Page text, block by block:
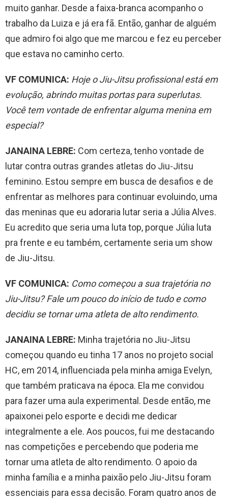
muito ganhar. Desde a faixa-branca acompanho o
trabalho da Luiza e já era fã. Então, ganhar de alguém
que admiro foi algo que me marcou e fez eu perceber
que estava no caminho certo.
VF COMUNICA: Hoje o Jiu-Jitsu profissional está em
evolução, abrindo muitas portas para superlutas.
Você tem vontade de enfrentar alguma menina em
especial?
JANAINA LEBRE: Com certeza, tenho vontade de
lutar contra outras grandes atletas do Jiu-Jitsu
feminino. Estou sempre em busca de desafios e de
enfrentar as melhores para continuar evoluindo, uma
das meninas que eu adoraria lutar seria a Júlia Alves.
Eu acredito que seria uma luta top, porque Júlia luta
pra frente e eu também, certamente seria um show
de Jiu-Jitsu.
VF COMUNICA: Como começou a sua trajetória no
Jiu-Jitsu? Fale um pouco do início de tudo e como
decidiu se tornar uma atleta de alto rendimento.
JANAINA LEBRE: Minha trajetória no Jiu-Jitsu
começou quando eu tinha 17 anos no projeto social
HC, em 2014, influenciada pela minha amiga Evelyn,
que também praticava na época. Ela me convidou
para fazer uma aula experimental. Desde então, me
apaixonei pelo esporte e decidi me dedicar
integralmente a ele. Aos poucos, fui me destacando
nas competições e percebendo que poderia me
tornar uma atleta de alto rendimento. O apoio da
minha família e a minha paixão pelo Jiu-Jitsu foram
essenciais para essa decisão. Foram quatro anos de